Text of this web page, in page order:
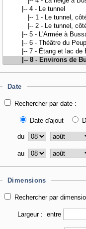
Date
Rechercher par date :
Date d'ajout
du
au
Dimensions
Rechercher par
Largeur : entre